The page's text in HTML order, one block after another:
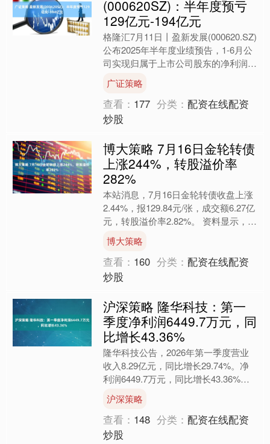
(000620SZ)：半年度预亏
129亿元-194亿元
格隆汇7月11日丨盈新发展(000620.SZ)
公布2025年半年度业绩预告，1-6月公
司实现归属于上市公司股东的净利润亏
损1.29亿元-1.94亿元，上年同期....
广证策略
查看： 177 分类：配资在线配资
炒股
博大策略 7月16日金轮转债
上涨244%，转股溢价率
282%
本站消息，7月16日金轮转债收盘上涨
2.44%，报129.84元/张，成交额6.27亿
元，转股溢价率2.82%。 资料显示，金
轮转债信用级别为“AA-”，债券期....
博大策略
查看： 160 分类：配资在线配资
炒股
沪深策略 隆华科技：第一
季度净利润6449.7万元，同
比增长43.36%
隆华科技公告，2026年第一季度营业
收入8.29亿元，同比增长29.74%。净
利润6449.7万元，同比增长43.36%。
本文源自：金融界AI电报....
沪深策略
查看： 148 分类：配资在线配资
炒股